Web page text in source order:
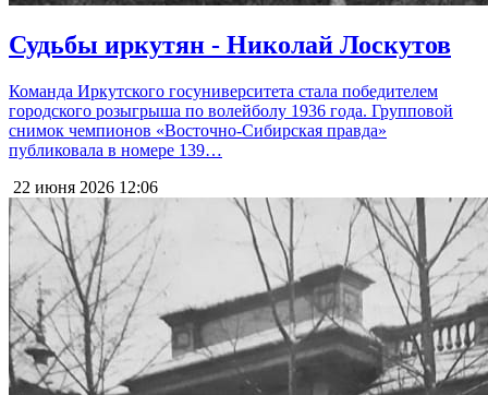
Судьбы иркутян - Николай Лоскутов
Команда Иркутского госуниверситета стала победителем
городского розыгрыша по волейболу 1936 года. Групповой
снимок чемпионов «Восточно-Сибирская правда»
публиковала в номере 139…
22 июня 2026 12:06